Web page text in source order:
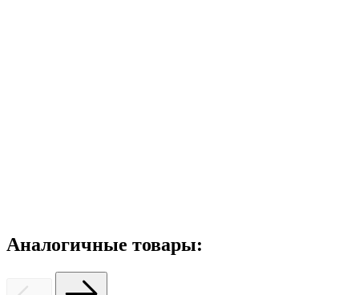
Аналогичные товары: